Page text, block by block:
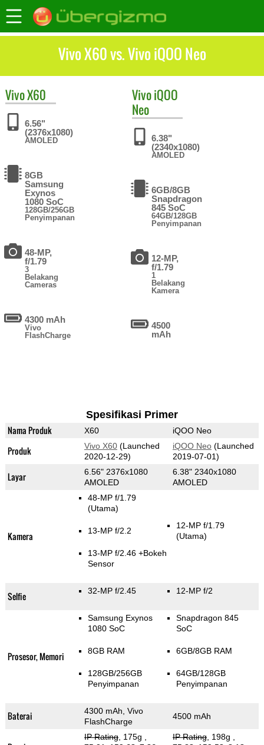
Vivo X60 vs. Vivo iQOO Neo
VivoX60
6.56"
(2376x1080)
AMOLED
8GB
Samsung
Exynos
1080 SoC
128GB/256GB
Penyimpanan
48-MP,
f/1.79
3
Belakang
Cameras
4300 mAh
Vivo
FlashCharge
VivoiQOO
Neo
6.38"
(2340x1080)
AMOLED
6GB/8GB
Snapdragon
845 SoC
64GB/128GB
Penyimpanan
12-MP,
f/1.79
1
Belakang
Kamera
4500
mAh
Spesifikasi Primer
Nama Produk X60 iQOO Neo
Produk Vivo X60(Launched
2020-12-29)
iQOO Neo(Launched
2019-07-01)
Layar
6.56" 2376x1080
AMOLED
6.38" 2340x1080
AMOLED
Kamera
48-MP f/1.79
(Utama)
13-MP f/2.2
13-MP f/2.46 +Bokeh
Sensor
12-MP f/1.79
(Utama)
Selfie 32-MP f/2.45 12-MP f/2
Prosesor, Memori
Samsung Exynos
1080 SoC
8GB RAM
128GB/256GB
Penyimpanan
Snapdragon 845
SoC
6GB/8GB RAM
64GB/128GB
Penyimpanan
Baterai
4300 mAh, Vivo
FlashCharge
4500 mAh
IP Rating, 175g IP Rating, 198g